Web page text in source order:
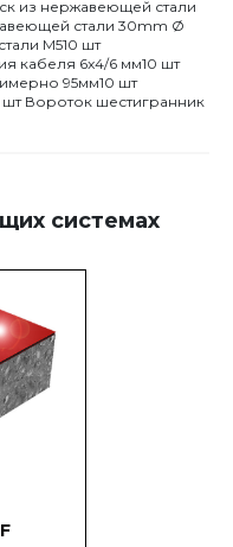
из нержавеющей стали
стали 30mm Ø
M510 шт
кабеля 6x4/6 мм10 шт
95мм10 шт
шт Вороток шестигранник
системах